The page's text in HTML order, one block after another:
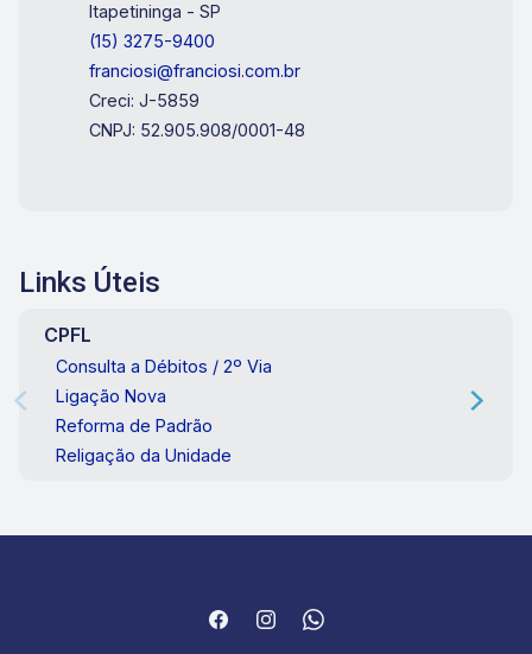
Itapetininga - SP
(15) 3275-9400
franciosi@franciosi.com.br
Creci: J-5859
CNPJ: 52.905.908/0001-48
Links Úteis
CPFL
Consulta a Débitos / 2º Via
Ligação Nova
Reforma de Padrão
Religação da Unidade